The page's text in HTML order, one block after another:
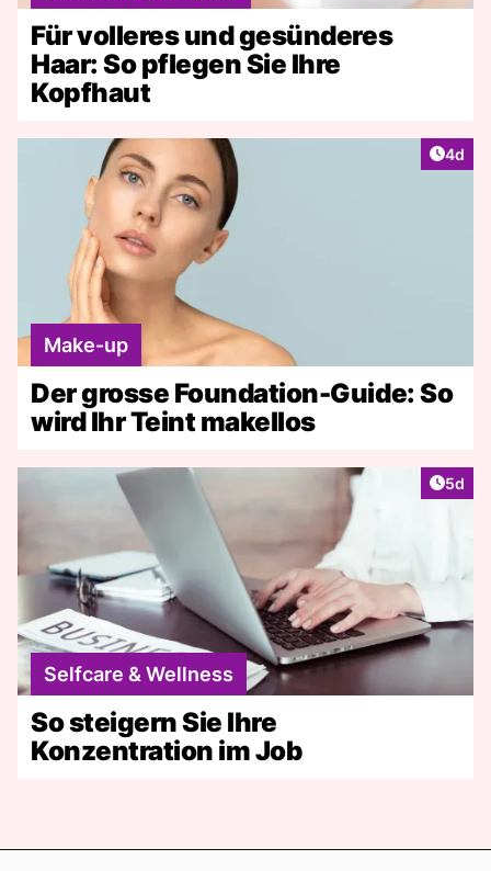
Für volleres und gesünderes
Haar: So pflegen Sie Ihre
Kopfhaut
4d
Make-up
Der grosse Foundation-Guide: So
wird Ihr Teint makellos
5d
Selfcare & Wellness
So steigern Sie Ihre
Konzentration im Job